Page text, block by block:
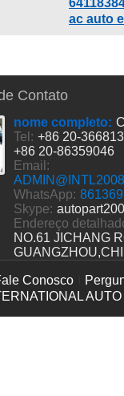
ac auto
Contato
nome completo:
Tel: +86 20-
+86 20-86359046
Email:
WhatsApp:
Skype:
Endereço
NO.61 JICHANG
Conosco